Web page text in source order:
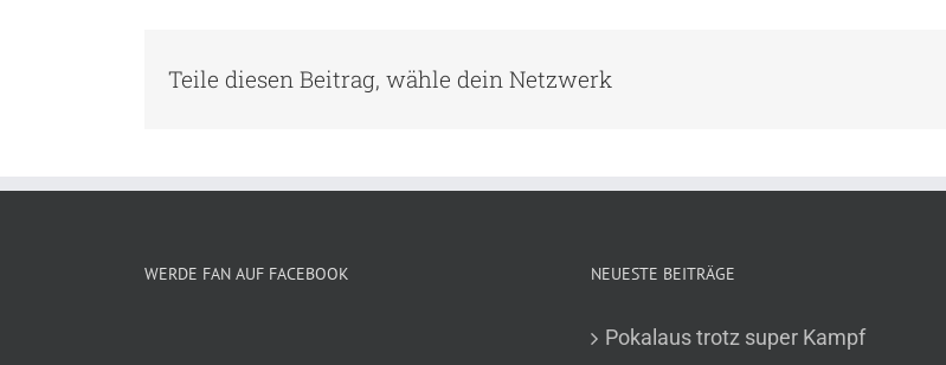
Teile diesen Beitrag, wähle dein Netzwerk
WERDE FAN AUF FACEBOOK NEUESTE BEITRÄGE
Pokalaus trotz super Kampf